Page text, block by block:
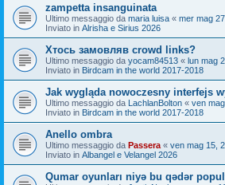
zampetta insanguinata
Ultimo messaggio da maria luisa « mer mag
Inviato in Alrisha e Sirius 2026
Хтось замовляв crowd links?
Ultimo messaggio da yocam84513 « lun mag
Inviato in Birdcam in the world 2017-2018
Jak wygląda nowoczesny interfejs
Ultimo messaggio da LachlanBolton « ven
Inviato in Birdcam in the world 2017-2018
Anello ombra
Ultimo messaggio da Passera « ven mag 15,
Inviato in Albangel e Velangel 2026
Qumar oyunları niyə bu qədər